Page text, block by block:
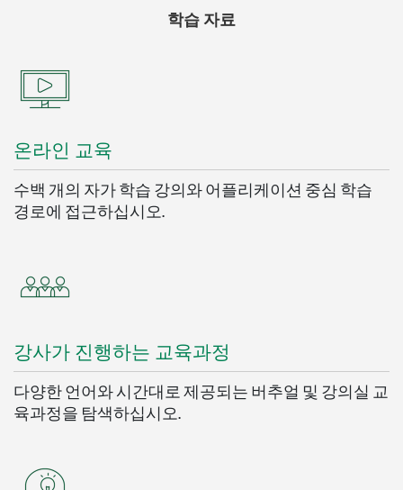
학습 자료
온라인 교육
수백 개의 자가 학습 강의와 어플리케이션 중심 학습
경로에 접근하십시오.
강사가 진행하는 교육과정
다양한 언어와 시간대로 제공되는 버추얼 및 강의실 교
육과정을 탐색하십시오.